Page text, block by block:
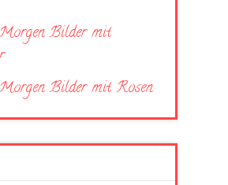
Bilder mit
Bilder mit Rosen